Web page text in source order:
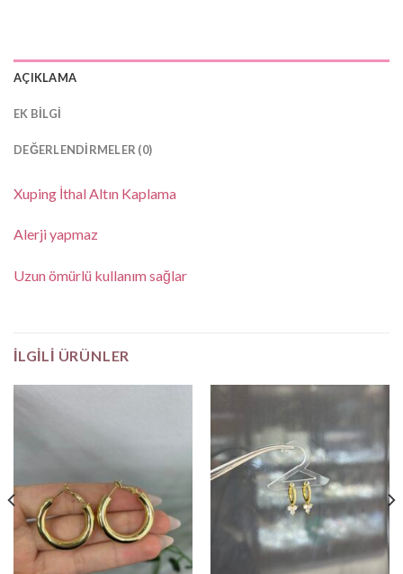
AÇIKLAMA
EK BILGI
DEĞERLENDIRMELER (0)
Xuping İthal Altın Kaplama
Alerji yapmaz
Uzun ömürlü kullanım sağlar
İLGILI ÜRÜNLER